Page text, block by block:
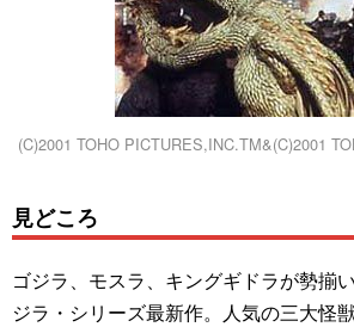
(C)2001 TOHO PICTURES,INC.TM&(C)2001
見どころ
ゴジラ、モスラ、キングギドラが勢揃
ジラ・シリーズ最新作。人気の三大怪